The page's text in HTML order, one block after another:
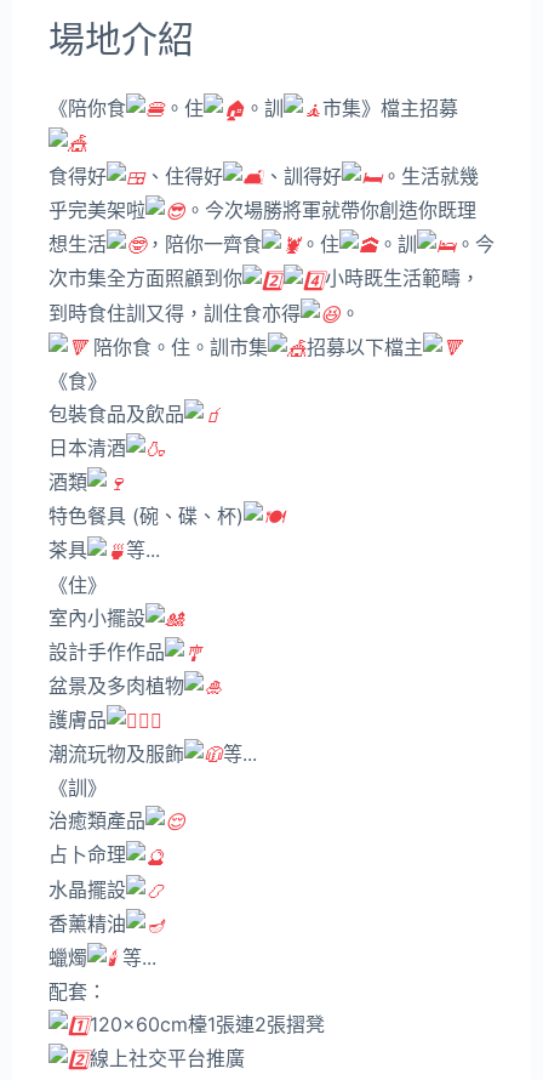
場地介紹
《陪你食 。住 。訓 市集》檔主招募
食得好 、住得好 、訓得好
。生活就幾
乎完美架啦
。今次場勝將軍就帶你創造你既理
想生活
，陪你一齊食 。住 。訓
。今
次市集全方面照顧到你
小時既生活範疇，
到時食住訓又得，訓住食亦得
。
陪你食。住。訓市集
招募以下檔主
《食》
包裝食品及飲品
日本清酒
酒類
特色餐具 (碗、碟、杯)
茶具
等...
《住》
室內小擺設
設計手作作品
盆景及多肉植物
護膚品
潮流玩物及服飾
等...
《訓》
治癒類產品
占卜命理
水晶擺設
香薰精油
蠟燭
等...
配套：
120x60cm檯1張連2張摺凳
線上社交平台推廣